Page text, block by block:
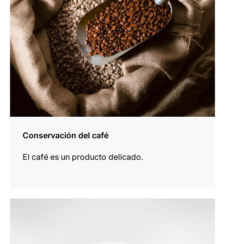
Conservación del café
El café es un producto delicado.